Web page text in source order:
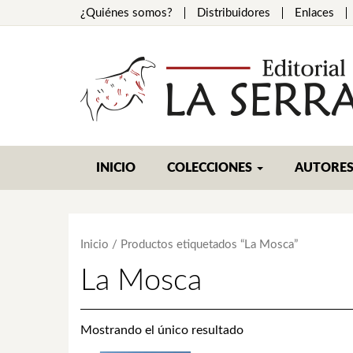
¿Quiénes somos? Distribuidores Enlaces
INICIO COLECCIONES AUTORES
Inicio / Productos etiquetados “La Mosca”
La Mosca
Mostrando el único resultado